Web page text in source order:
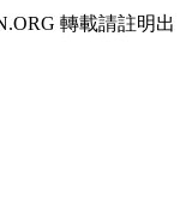
轉載請註明出